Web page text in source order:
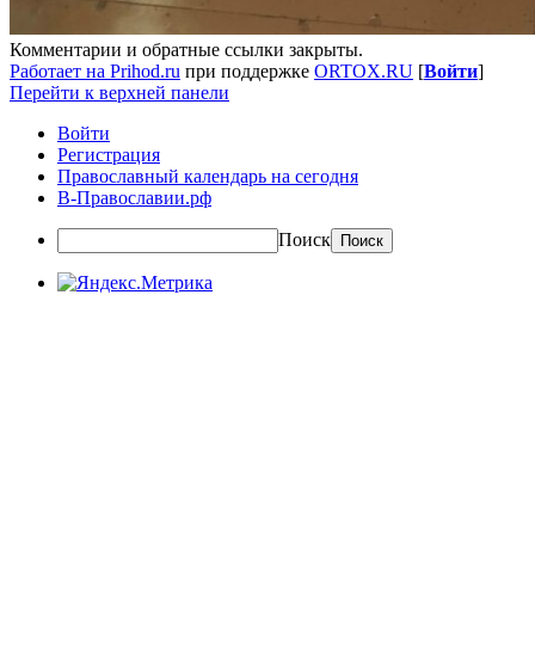
Комментарии и обратные ссылки закрыты.
Работает на Prihod.ru при поддержке ORTOX.RU [Войти]
Перейти к верхней панели
Войти
Регистрация
Православный календарь на сегодня
В-Православии.рф
Поиск